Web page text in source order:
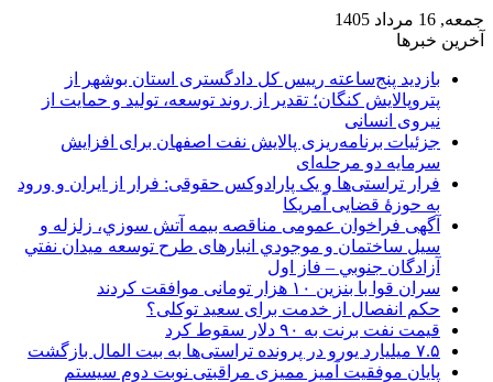
جمعه, 16 مرداد 1405
آخرین خبرها
بازدید پنج‌ساعته رییس کل دادگستری استان بوشهر از
پتروپالایش کنگان؛ تقدیر از روند توسعه، تولید و حمایت از
نیروی انسانی
جزئیات برنامه‌ریزی پالایش نفت اصفهان برای افزایش
سرمایه دو مرحله‌ای
فرار تراستی‌ها و یک پارادوکس حقوقی: فرار از ایران و ورود
به حوزۀ قضایی آمریکا
آگهی فراخوان عمومی مناقصه بيمه آتش سوزي، زلزله و
سیل ساختمان و موجودي انبارهای طرح توسعه ميدان نفتي
آزادگان جنوبي – فاز اول
سران قوا با بنزین ۱۰ هزار تومانی موافقت کردند
حکم انفصال از خدمت برای سعید توکلی؟
قیمت نفت برنت به ۹۰ دلار سقوط کرد
۷.۵ میلیارد یورو در پرونده تراستی‌ها به بیت المال بازگشت
پایان موفقیت آمیز ممیزی مراقبتی نوبت دوم سیستم